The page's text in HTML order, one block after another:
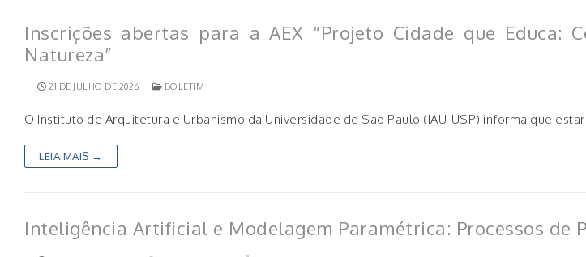
Inscrições abertas para a AEX “Projeto Cidade que Educa:
Natureza”
21 DE JULHO DE 2026 BOLETIM
O Instituto de Arquitetura e Urbanismo da Universidade de São Paulo (IAU-USP) informa que
LEIA MAIS →
Inteligência Artificial e Modelagem Paramétrica: Processos de